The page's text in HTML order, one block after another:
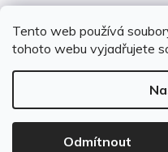
Tento web používá
tohoto webu vyjadřujete
Odmítnout
Copyright 2026EPA
vyhrazena.